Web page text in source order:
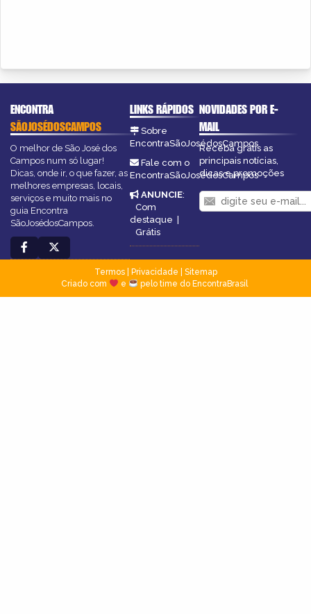
ENCONTRA
SÃOJOSÉDOSCAMPOS
O melhor de São José dos
Campos num só lugar!
Dicas, onde ir, o que fazer, as
melhores empresas, locais,
serviços e muito mais no
guia Encontra
SãoJosédosCampos.
LINKS RÁPIDOS
Sobre
EncontraSãoJosédosCampos
Fale com o
EncontraSãoJosédosCampos
ANUNCIE:
Com
destaque |
Grátis
NOVIDADES POR E-
MAIL
Receba grátis as
principais notícias,
dicas e promoções
Termos| Privacidade
Sitemap
Criado com
e pelo time do EncontraBrasil